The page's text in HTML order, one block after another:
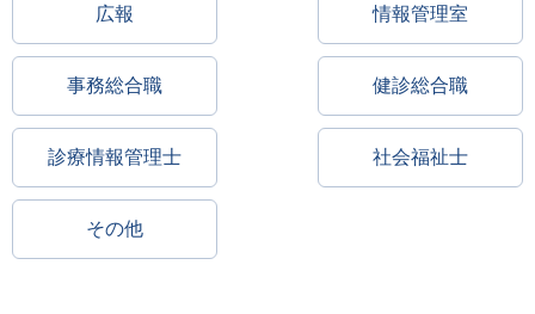
広報 情報管理室
事務総合職 健診総合職
診療情報管理士 社会福祉士
その他